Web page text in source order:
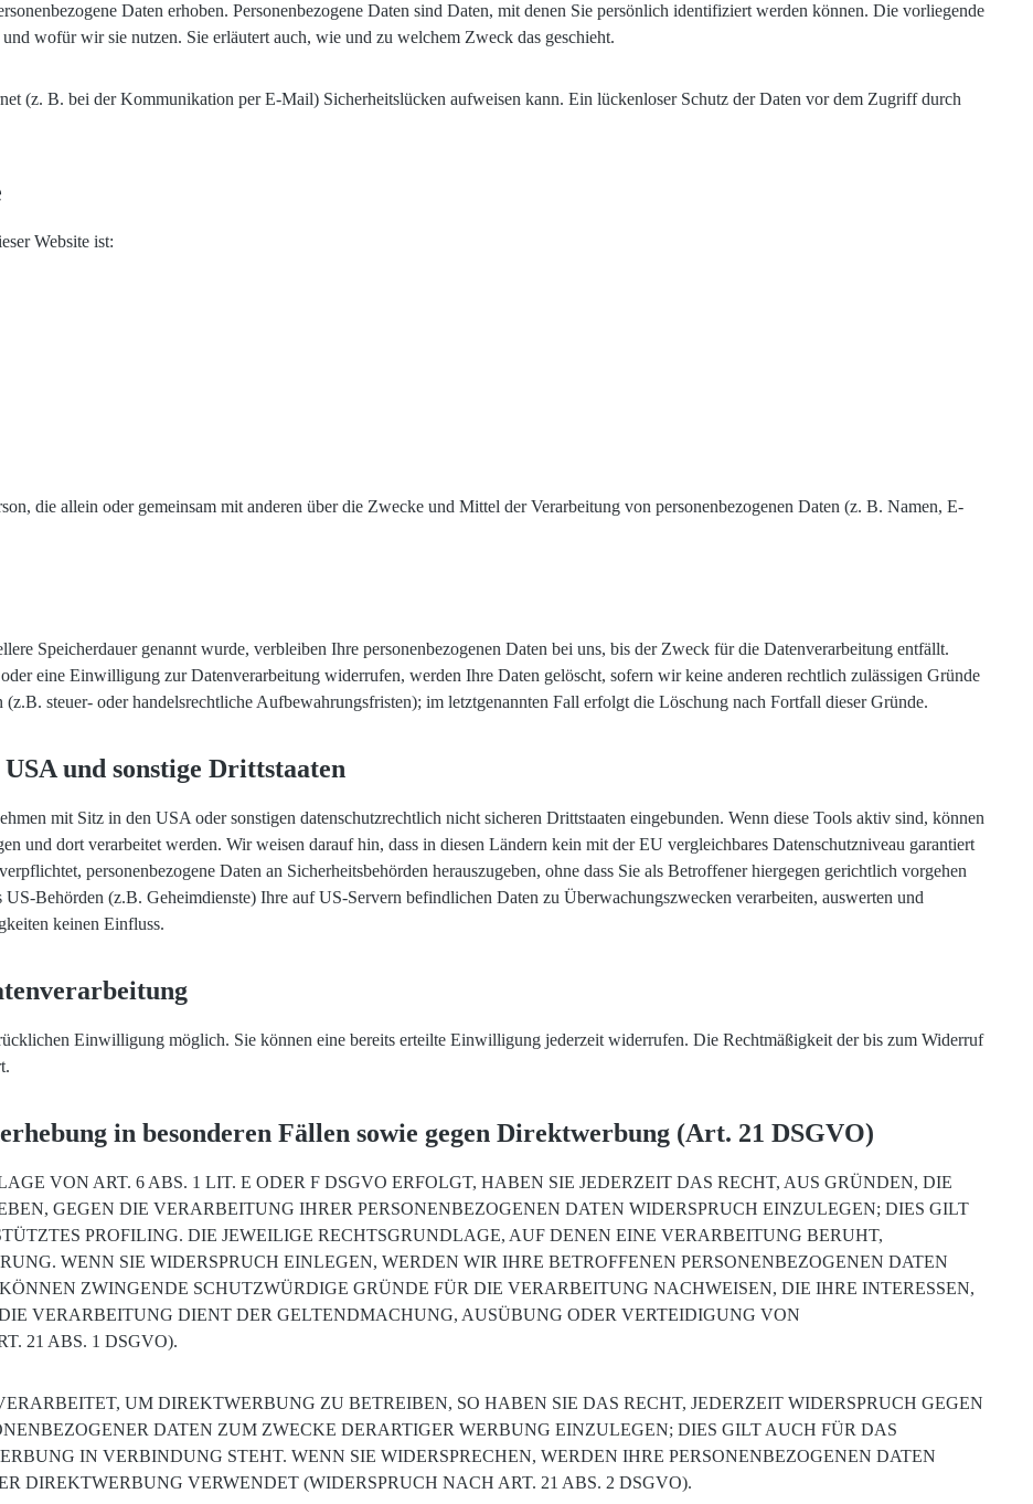
Daten erhoben. Personenbezogene Daten sind Daten, mit denen Sie persönlich identifiziert werden können. Die vorliegende
wofür wir sie nutzen. Sie erläutert auch, wie und zu welchem Zweck das geschieht.
(z. B. bei der Kommunikation per E-Mail) Sicherheitslücken aufweisen kann. Ein lückenloser Schutz der Daten vor dem Zugriff durch
Website ist:
die allein oder gemeinsam mit anderen über die Zwecke und Mittel der Verarbeitung von personenbezogenen Daten (z. B. Namen, E-
Speicherdauer genannt wurde, verbleiben Ihre personenbezogenen Daten bei uns, bis der Zweck für die Datenverarbeitung entfällt.
eine Einwilligung zur Datenverarbeitung widerrufen, werden Ihre Daten gelöscht, sofern wir keine anderen rechtlich zulässigen Gründe
steuer- oder handelsrechtliche Aufbewahrungsfristen); im letztgenannten Fall erfolgt die Löschung nach Fortfall dieser Gründe.
und sonstige Drittstaaten
mit Sitz in den USA oder sonstigen datenschutzrechtlich nicht sicheren Drittstaaten eingebunden. Wenn diese Tools aktiv sind, können
und dort verarbeitet werden. Wir weisen darauf hin, dass in diesen Ländern kein mit der EU vergleichbares Datenschutzniveau garantiert
personenbezogene Daten an Sicherheitsbehörden herauszugeben, ohne dass Sie als Betroffener hiergegen gerichtlich vorgehen
US-Behörden (z.B. Geheimdienste) Ihre auf US-Servern befindlichen Daten zu Überwachungszwecken verarbeiten, auswerten und
keinen Einfluss.
Einwilligung möglich. Sie können eine bereits erteilte Einwilligung jederzeit widerrufen. Die Rechtmäßigkeit der bis zum Widerruf
in besonderen Fällen sowie gegen Direktwerbung (Art. 21 DSGVO)
VON ART. 6 ABS. 1 LIT. E ODER F DSGVO ERFOLGT, HABEN SIE JEDERZEIT DAS RECHT, AUS GRÜNDEN, DIE
GEGEN DIE VERARBEITUNG IHRER PERSONENBEZOGENEN DATEN WIDERSPRUCH EINZULEGEN; DIES GILT
PROFILING. DIE JEWEILIGE RECHTSGRUNDLAGE, AUF DENEN EINE VERARBEITUNG BERUHT,
WENN SIE WIDERSPRUCH EINLEGEN, WERDEN WIR IHRE BETROFFENEN PERSONENBEZOGENEN DATEN
ZWINGENDE SCHUTZWÜRDIGE GRÜNDE FÜR DIE VERARBEITUNG NACHWEISEN, DIE IHRE INTERESSEN,
VERARBEITUNG DIENT DER GELTENDMACHUNG, AUSÜBUNG ODER VERTEIDIGUNG VON
21 ABS. 1 DSGVO).
UM DIREKTWERBUNG ZU BETREIBEN, SO HABEN SIE DAS RECHT, JEDERZEIT WIDERSPRUCH GEGEN
DATEN ZUM ZWECKE DERARTIGER WERBUNG EINZULEGEN; DIES GILT AUCH FÜR DAS
IN VERBINDUNG STEHT. WENN SIE WIDERSPRECHEN, WERDEN IHRE PERSONENBEZOGENEN DATEN
DIREKTWERBUNG VERWENDET (WIDERSPRUCH NACH ART. 21 ABS. 2 DSGVO).